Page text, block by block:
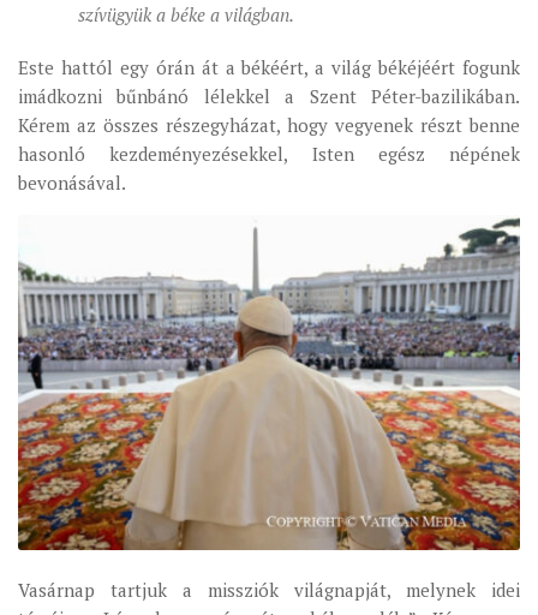
szívügyük a béke a világban.
Este hattól egy órán át a békéért, a világ békéjéért fogunk
imádkozni bűnbánó lélekkel a Szent Péter-bazilikában.
Kérem az összes részegyházat, hogy vegyenek részt benne
hasonló kezdeményezésekkel, Isten egész népének
bevonásával.
Vasárnap tartjuk a missziók világnapját, melynek idei